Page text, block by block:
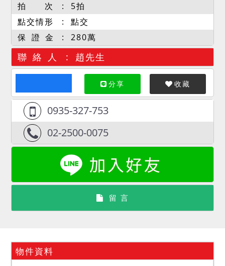
拍 次
5拍
點交情形
點交
保 證 金
280萬
聯 絡 人 趙先生
分享 收藏
0935-327-753
02-2500-0075
留 言
物件資料